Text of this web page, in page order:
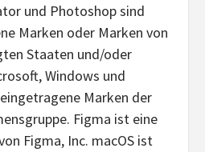
und Photoshop sind
Marken oder Marken von
Staaten und/oder
Windows und
Marken der
Figma ist eine
Figma, Inc. macOS ist